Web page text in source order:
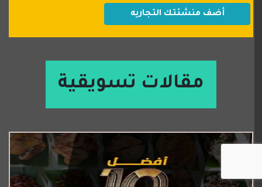
أضف منشئتك التجاريه
مقالات تسويقية